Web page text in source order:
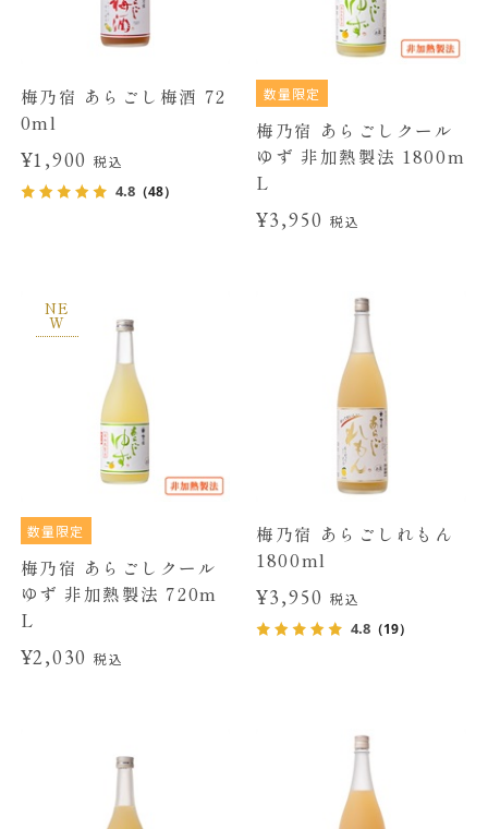
梅乃宿 あらごし梅酒 72
0ml
¥1,900税込
4.8（48）
数量限定
梅乃宿 あらごしクール
ゆず 非加熱製法 1800m
L
¥3,950 税込
NE
W
数量限定
梅乃宿 あらごしクール
ゆず 非加熱製法 720m
L
¥2,030税込
梅乃宿 あらごしれもん
1800ml
¥3,950 税込
4.8 （19）